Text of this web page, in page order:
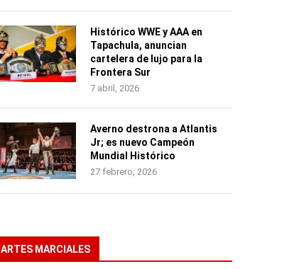
Histórico WWE y AAA en
Tapachula, anuncian
cartelera de lujo para la
Frontera Sur
7 abril, 2026
Averno destrona a Atlantis
Jr; es nuevo Campeón
Mundial Histórico
27 febrero, 2026
ARTES MARCIALES